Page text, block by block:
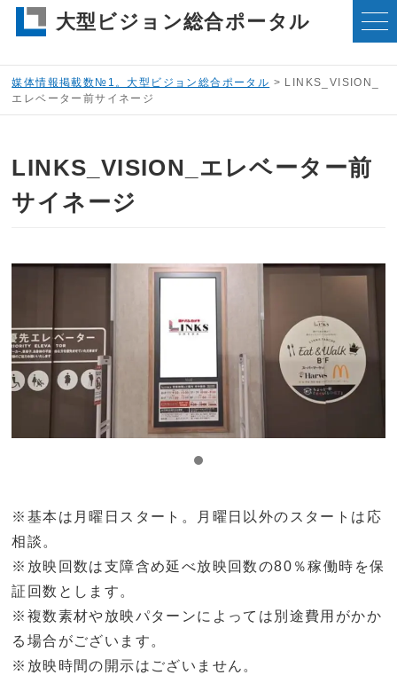
大型ビジョン総合ポータル
媒体情報掲載数№1。大型ビジョン総合ポータル > LINKS_VISION_
エレベーター前サイネージ
LINKS_VISION_エレベーター前
サイネージ
※基本は月曜日スタート。月曜日以外のスタートは応
相談。
※放映回数は支障含め延べ放映回数の80％稼働時を保
証回数とします。
※複数素材や放映パターンによっては別途費用がかか
る場合がございます。
※放映時間の開示はございません。